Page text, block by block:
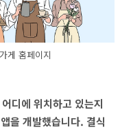
게 홈페이지
디에 위치하고 있는지
을 개발했습니다. 결식